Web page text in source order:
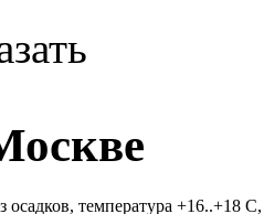
осадков, температура +16..+18